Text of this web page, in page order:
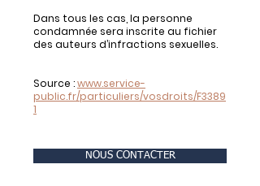
Dans tous les cas, la personne
condamnée sera inscrite au fichier
des auteurs d’infractions sexuelles.
Source :www.service-
public.fr/particuliers/vosdroits/F3389
1
NOUS CONTACTER